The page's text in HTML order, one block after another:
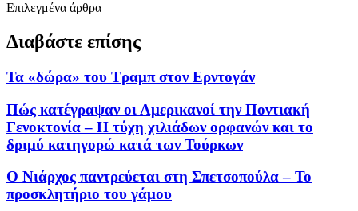
Επιλεγμένα άρθρα
Διαβάστε επίσης
Τα «δώρα» του Τραμπ στον Ερντογάν
Πώς κατέγραψαν οι Αμερικανοί την Ποντιακή
Γενοκτονία – Η τύχη χιλιάδων ορφανών και το
δριμύ κατηγορώ κατά των Τούρκων
Ο Νιάρχος παντρεύεται στη Σπετσοπούλα – Το
προσκλητήριο του γάμου